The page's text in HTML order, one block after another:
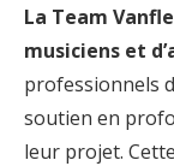
La Team
musiciens et
professionnels
soutien en
leur projet.